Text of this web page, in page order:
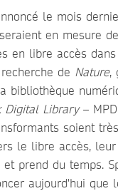
le mois
en mesure
en libre accès dans
de Nature,
bibliothèque
Digital Library–
soient
le libre accès,
prend du temps.
aujourd'hui que